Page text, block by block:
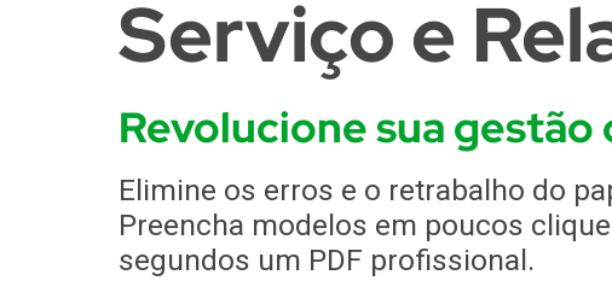
Serviço e
Revolucione sua gestão
Elimine os erros e o retrabalho do
Preencha modelos em poucos
segundos um PDF profissional.